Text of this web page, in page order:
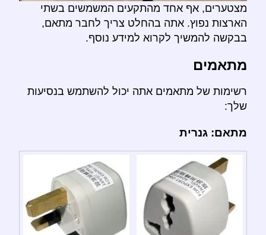
מצטערים, אף אחד מהתקעים המשמשים בשתי
הארצות נפוץ. אתה בהחלט צריך לחבר מתאם,
בבקשה להמשיך לקרוא למידע נוסף.
מתאמים
רשימות של מתאמים אתה יכול להשתמש בנסיעות
שלך:
מתאם: גנרית